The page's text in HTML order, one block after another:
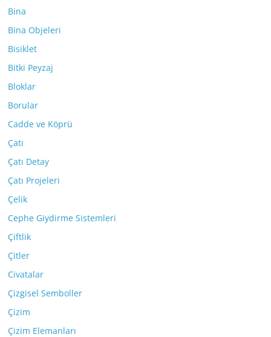
Bina
Bina Objeleri
Bisiklet
Bitki Peyzaj
Bloklar
Borular
Cadde ve Köprü
Çatı
Çatı Detay
Çatı Projeleri
Çelik
Cephe Giydirme Sistemleri
Çiftlik
Çitler
Civatalar
Çizgisel Semboller
Çizim
Çizim Elemanları